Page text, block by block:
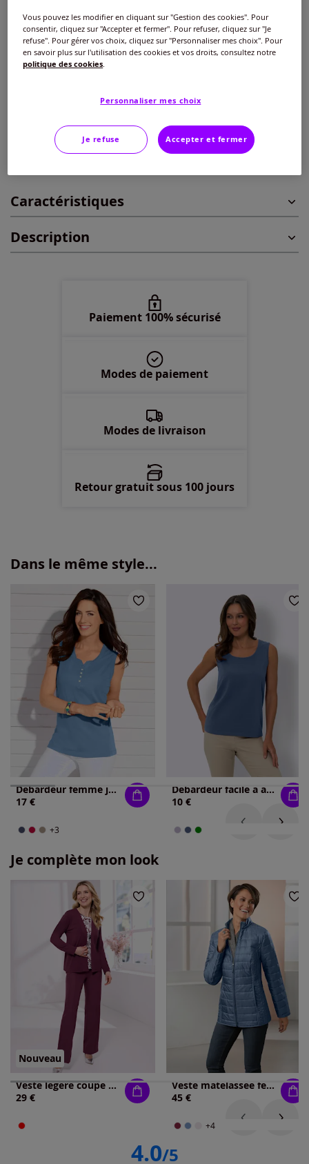
Taille :
Veuillez sélectionner une taille
En stock
46 -En stock
48 -En stock
Ajouter au panier
Caractéristiques
Description
Paiement 100% sécurisé
Modes de paiement
Modes de livraison
Retour gratuit sous 100 jours
Dans le même style...
Débardeur femme jersey fin et boutons nacrés
17 €
+3
Débardeur facile à assortir
10 €
Je complète mon look
Nouveau
Veste légère coupe ouverte affinante
29 €
Veste matelassée féminine structurée
45 €
+4
4.0/5
Vous pouvez les modifier en cliquant sur "Gestion des cookies". Pour
consentir, cliquez sur "Accepter et fermer". Pour refuser, cliquez sur "Je
refuse". Pour gérer vos choix, cliquez sur "Personnaliser mes choix". Pour
en savoir plus sur l'utilisation des cookies et vos droits, consultez notre
politique des cookies.
Personnaliser mes choix
Je refuse Accepter et fermer